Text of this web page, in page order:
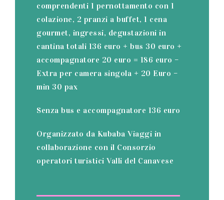
comprendenti 1 pernottamento con 1
colazione, 2 pranzi a buffet, 1 cena
gourmet, ingressi, degustazioni in
cantina totali 136 euro + bus 30 euro +
accompagnatore 20 euro = 186 euro –
Extra per camera singola + 20 Euro –
min 30 pax
Senza bus e accompagnatore 136 euro
Organizzato da Kubaba Viaggi in
collaborazione con il Consorzio
operatori turistici Valli del Canavese